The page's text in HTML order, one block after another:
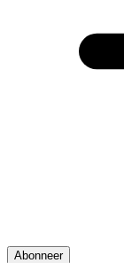
Abonneer